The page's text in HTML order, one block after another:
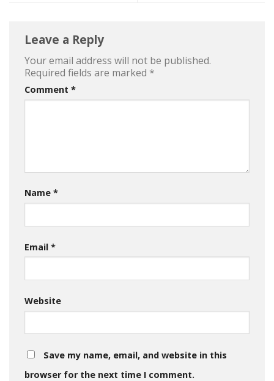
Leave a Reply
Your email address will not be published.
Required fields are marked *
Comment *
Name *
Email *
Website
Save my name, email, and website in this
browser for the next time I comment.